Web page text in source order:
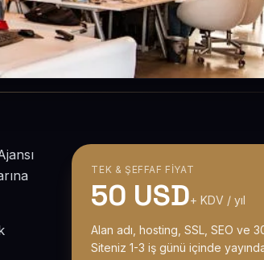
TEK & ŞEFFAF FIYAT
50 USD+ KDV / yıl
Alan adı, hosting, SSL, SEO ve
Siteniz 1-3 iş günü içinde